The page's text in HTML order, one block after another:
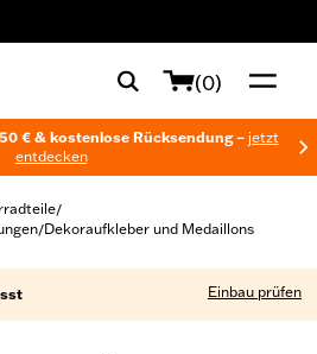
(0)
€ & kostenlose Rücksendung – jetzt
entdecken
/
/Dekoraufkleber und Medaillons
Einbau prüfen